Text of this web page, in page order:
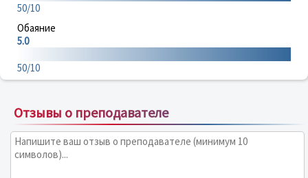
50/10
Обаяние
5.0
50/10
Отзывы о преподавателе